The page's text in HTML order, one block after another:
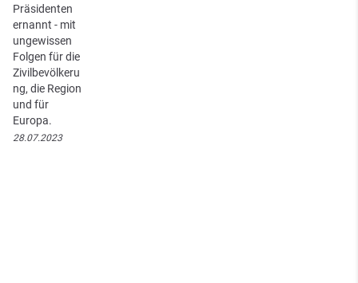
Präsidenten
ernannt - mit
ungewissen
Folgen für die
Zivilbevölkeru
ng, die Region
und für
Europa.
28.07.2023